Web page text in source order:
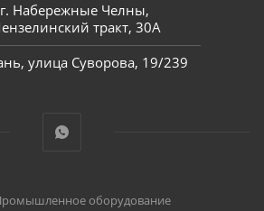
г. Набережные Челны,
тракт, 30А
улица Суворова, 19/239
оборудование